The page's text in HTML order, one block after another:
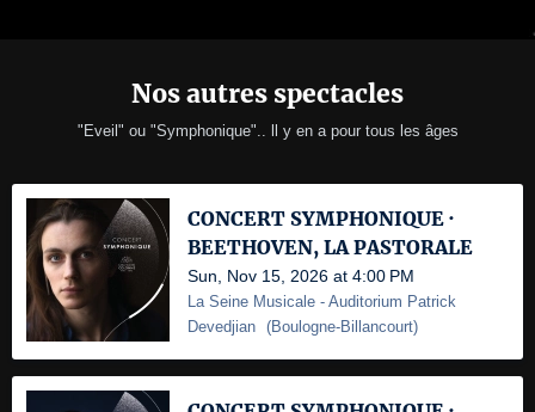
Nos autres spectacles
"Eveil" ou "Symphonique".. ll y en a pour tous les âges
CONCERT SYMPHONIQUE ·
BEETHOVEN, LA PASTORALE
Sun, Nov 15, 2026 at 4:00 PM
La Seine Musicale - Auditorium Patrick
Devedjian (Boulogne-Billancourt)